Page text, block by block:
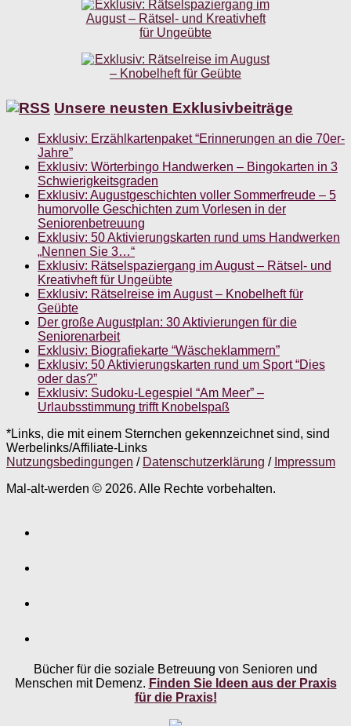
Unsere neusten Exklusivbeiträge
Exklusiv: Erzählkartenpaket “Erinnerungen an die 70er-
Jahre”
Exklusiv: Wörterbingo Handwerken – Bingokarten in 3
Schwierigkeitsgraden
Exklusiv: Augustgeschichten voller Sommerfreude – 5
humorvolle Geschichten zum Vorlesen in der
Seniorenbetreuung
Exklusiv: 50 Aktivierungskarten rund ums Handwerken
„Nennen Sie 3…“
Exklusiv: Rätselspaziergang im August – Rätsel- und
Kreativheft für Ungeübte
Exklusiv: Rätselreise im August – Knobelheft für
Geübte
Der große Augustplan: 30 Aktivierungen für die
Seniorenarbeit
Exklusiv: Biografiekarte “Wäscheklammern”
Exklusiv: 50 Aktivierungskarten rund um Sport “Dies
oder das?”
Exklusiv: Sudoku-Legespiel “Am Meer” –
Urlaubsstimmung trifft Knobelspaß
*Links, die mit einem Sternchen gekennzeichnet sind, sind
Werbelinks/Affiliate-Links
Nutzungsbedingungen / Datenschutzerklärung / Impressum
Mal-alt-werden © 2026. Alle Rechte vorbehalten.
Bücher für die soziale Betreuung von Senioren und
Menschen mit Demenz. Finden Sie Ideen aus der Praxis
für die Praxis!